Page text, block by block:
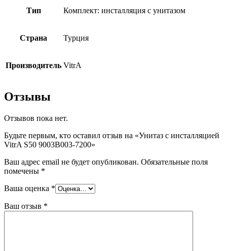
Тип Комплект: инсталляция с унитазом
Страна Турция
Производитель VitrA
Отзывы
Отзывов пока нет.
Будьте первым, кто оставил отзыв на «Унитаз с инсталляцией
VitrA S50 9003B003-7200»
Ваш адрес email не будет опубликован. Обязательные поля
помечены *
Ваша оценка *
Ваш отзыв *